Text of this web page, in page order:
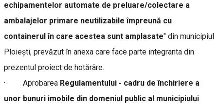
echipamentelor automate de preluare/colectare a
ambalajelor primare neutilizabile împreună cu
containerul în care acestea sunt amplasate" din municipiul
Ploiești, prevăzut în anexa care face parte integranta din
prezentul proiect de hotărâre.
· Aprobarea Regulamentului - cadru de închiriere a
unor bunuri imobile din domeniul public al municipiului